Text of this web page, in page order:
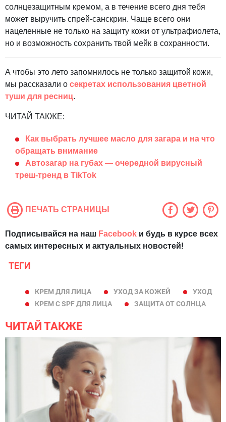
солнцезащитным кремом, а в течение всего дня тебя
может выручить спрей-санскрин. Чаще всего они
нацеленные не только на защиту кожи от ультрафиолета,
но и возможность сохранить твой мейк в сохранности.
А чтобы это лето запомнилось не только защитой кожи,
мы рассказали о секретах использования цветной
туши для ресниц.
ЧИТАЙ ТАКЖЕ:
Как выбрать лучшее масло для загара и на что
обращать внимание
Автозагар на губах — очередной вирусный
треш-тренд в TikTok
ПЕЧАТЬ СТРАНИЦЫ
Подписывайся на наш Facebook и будь в курсе всех
самых интересных и актуальных новостей!
ТЕГИ
КРЕМ ДЛЯ ЛИЦА УХОД ЗА КОЖЕЙ
УХОД
КРЕМ С SPF ДЛЯ ЛИЦА
ЗАЩИТА ОТ СОЛНЦА
ЧИТАЙ ТАКЖЕ